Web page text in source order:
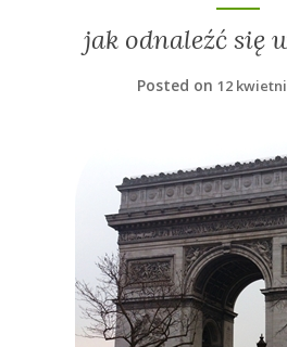
jak odnaleźć się
Posted on 12